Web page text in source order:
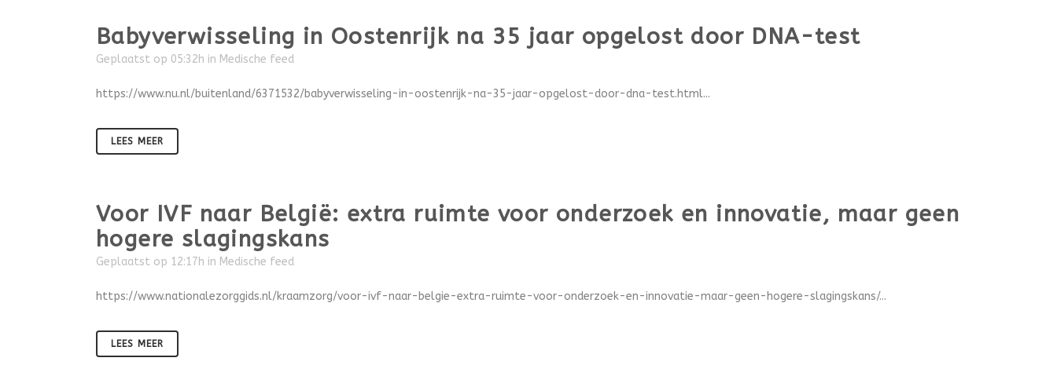
Babyverwisseling in Oostenrijk na 35 jaar opgelost door DNA-test
Geplaatst op 05:32h in Medische feed
https://www.nu.nl/buitenland/6371532/babyverwisseling-in-oostenrijk-na-35-jaar-opgelost-door-dna-test.html...
LEES MEER
Voor IVF naar België: extra ruimte voor onderzoek en innovatie, maar geen
hogere slagingskans
Geplaatst op 12:17h in Medische feed
https://www.nationalezorggids.nl/kraamzorg/voor-ivf-naar-belgie-extra-ruimte-voor-onderzoek-en-innovatie-maar-geen-hogere-slagingskans/...
LEES MEER